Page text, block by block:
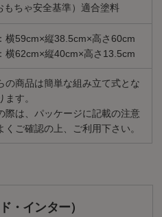
もちゃ安全基準）適合塗料
横59cm×縦38.5cm×高さ60cm
横62cm×縦40cm×高さ13.5cm
の商品は簡単な組み立て式とな
ます。
際は、パッケージに記載の注意
くご確認の上、ご利用下さい。
・インター）